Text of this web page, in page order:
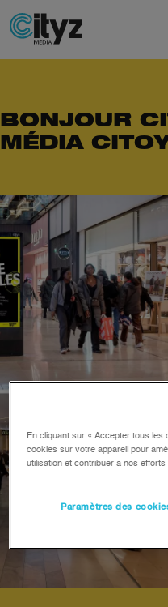
BONJOUR
MÉDIA
En cliquant sur « Accepter tous
cookies sur votre appareil pour
utilisation et contribuer à nos efforts
Paramètres des